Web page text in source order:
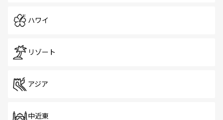
ハワイ
リゾート
アジア
中近東